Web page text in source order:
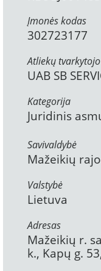
Įmonės kodas
302723177
Atliekų
UAB SB
Kategorija
Juridinis
Savivaldybė
Mažeikių
Valstybė
Lietuva
Adresas
Mažeikių r.
k., Kapų g.